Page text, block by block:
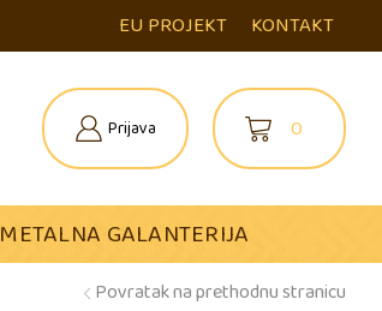
EU PROJEKT KONTAKT
Prijava 0
METALNA GALANTERIJA
Povratak na prethodnu stranicu